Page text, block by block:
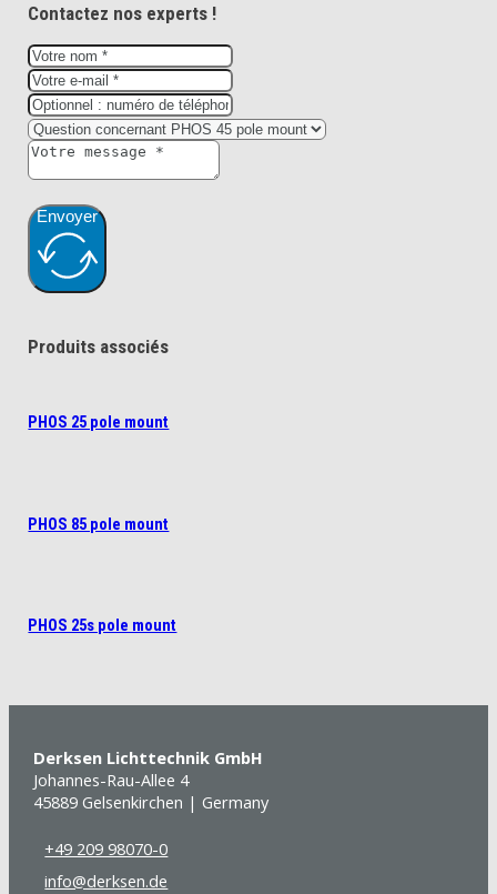
Contactez nos experts !
Envoyer
Produits associés
PHOS 25 pole mount
PHOS 85 pole mount
PHOS 25s pole mount
Derksen Lichttechnik GmbH
Johannes-Rau-Allee 4
45889 Gelsenkirchen | Germany
+49 209 98070-0
info@derksen.de